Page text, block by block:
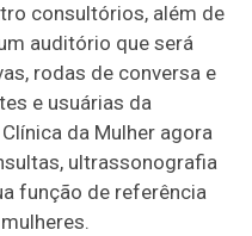
consultórios, além de
auditório que será
rodas de conversa e
e usuárias da
da Mulher agora
ultrassonografia
função de referência